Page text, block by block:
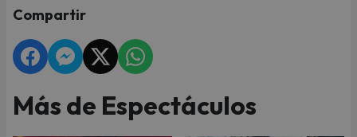
Compartir
Más de Espectáculos